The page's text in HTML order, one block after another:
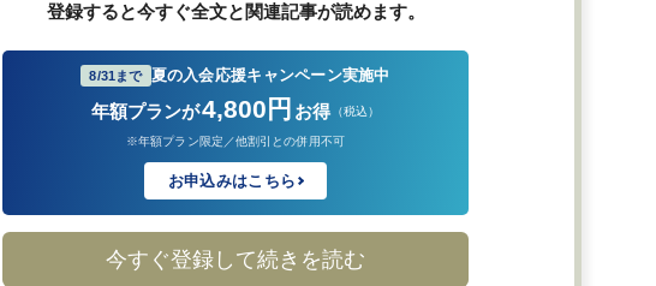
登録すると今すぐ全文と関連記事が読めます。
8/31まで 夏の入会応援キャンペーン実施中
年額プランが4,800円 お得 （税込）
※年額プラン限定／他割引との併用不可
お申込みはこちら
今すぐ登録して続きを読む